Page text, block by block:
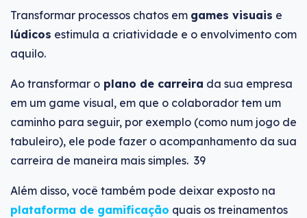
Transformar processos chatos em games visuais e
lúdicos estimula a criatividade e o envolvimento com
aquilo.
Ao transformar o plano de carreira da sua empresa
em um game visual, em que o colaborador tem um
caminho para seguir, por exemplo (como num jogo de
tabuleiro), ele pode fazer o acompanhamento da sua
carreira de maneira mais simples. 39
Além disso, você também pode deixar exposto na
plataforma de gamificação quais os treinamentos